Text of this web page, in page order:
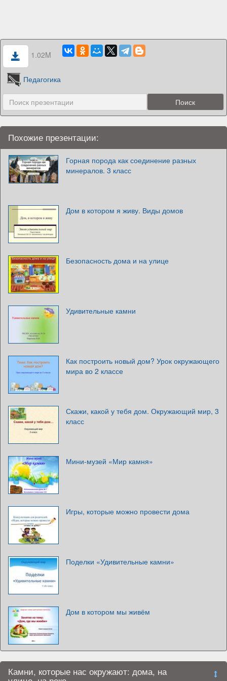
1.02M
Педагогика
Похожие презентации:
Горная порода как соединение разных
минералов. 3 класс
Дом в котором я живу. Виды домов
Безопасность дома и на улице
Удивительные камни
Как построить новый дом? Урок окружающего
мира во 2 классе
Скажи, какой у тебя дом. Окружающий мир, 3
класс
Мини-музей «Мир камня»
Игры, которые можно провести дома
Поделки «Удивительные камни»
Дом в котором мы живём
Камни, которые нас окружают: дома, на